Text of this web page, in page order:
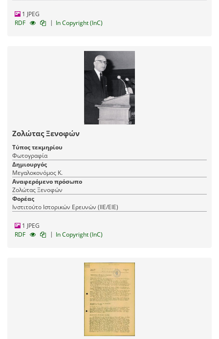
1 JPEG
RDF
| In Copyright (InC)
Ζολώτας Ξενοφών
Τύπος τεκμηρίου
Φωτογραφία
Δημιουργός
Μεγαλοκονόμος Κ.
Αναφερόμενο πρόσωπο
Ζολώτας Ξενοφών
Φορέας
Ινστιτούτο Ιστορικών Ερευνών (ΙΙΕ/ΕΙΕ)
1 JPEG
RDF
| In Copyright (InC)